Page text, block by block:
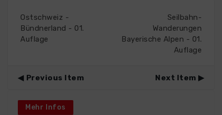
Ostschweiz -
Bündnerland - 01.
Auflage
Seilbahn-
Wanderungen
Bayerische Alpen - 01.
Auflage
Previous Item Next Item
Mehr Infos